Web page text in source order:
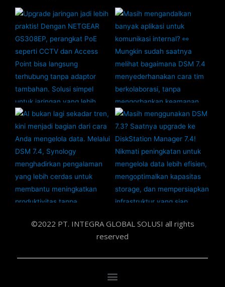
©2022 PT. INTEGRA GLOBAL SOLUSI all rights
reserved